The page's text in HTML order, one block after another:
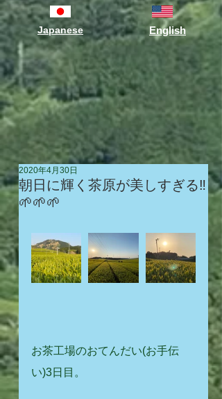
Japanese English
朝日に輝く茶原が美しすぎる‼️
🌱🌱🌱
2020年4月30日
お茶工場のおてんだい(お手伝
い)3日目。